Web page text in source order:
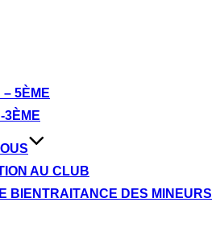
– 5ÈME
3ÈME
AU CLUB
BIENTRAITANCE DES MINEURS